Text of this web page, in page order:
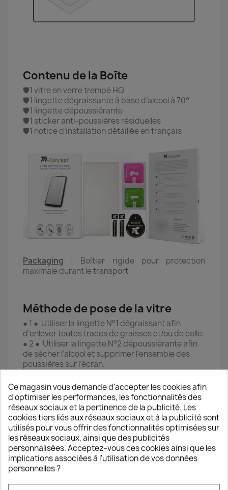
Contenu de la Boîte
🛡️1 vitre en verre trempé HQ
🛡️1 lingette dégraissante à base d’alcool à 70°
🛡️1 lingette dépoussiérante
🛡️1 sticker anti-poussières résiduelles
🛡️1 notice d’installation détaillée en français
Packaging : Boîtier rigide pour protection
maximale durant le transport
Méthode de pose de la vitre
● 1 ● Utiliser la lingette N°1 dégraissant afin
d’enlever toutes traces de graisses et/ou de colle.
● 2 ● Utiliser la lingette N°2 dépoussiérante afin
de sécher l’alcool et supprimer l’ensemble des
poussières sur l’écran.
retirer d’éventuelles poussières résiduelles en
essayant de l’appliquer sur chaque partie de
l’écran (coller/décoller l’autocollant).
● 4 ● Prendre la vitre de protection et ôter le film
plastique provisoire en tirant délicatement sur
l’autocollant en haut à droite de la vitre.
● 5 ● Poser avec précision la vitre de protection
sur l’écran du Smartphone en l’alignant sur les
bords du téléphone (à réaliser juste après avoir
sur la couche de silicone).
Ce magasin vous demande d'accepter les cookies afin
d'optimiser les performances, les fonctionnalités des
réseaux sociaux et la pertinence de la publicité. Les
cookies tiers liés aux réseaux sociaux et à la publicité sont
utilisés pour vous offrir des fonctionnalités optimisées sur
les réseaux sociaux, ainsi que des publicités
personnalisées. Acceptez-vous ces cookies ainsi que les
implications associées à l'utilisation de vos données
personnelles ?